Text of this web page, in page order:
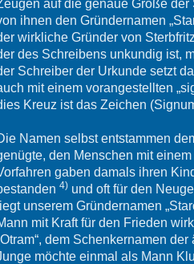
auf die genaue Größe
ihnen den Gründernamen
wirkliche Gründer von
des Schreibens unkundig ist,
Schreiber der Urkunde setzt
mit einem vorangestellten
Kreuz ist das Zeichen
Namen selbst entstammen
den Menschen mit
gaben damals ihren
4)und oft für den
liegt unserem Gründernamen
mit Kraft für den Frieden
dem Schenkernamen
möchte einmal als Mann